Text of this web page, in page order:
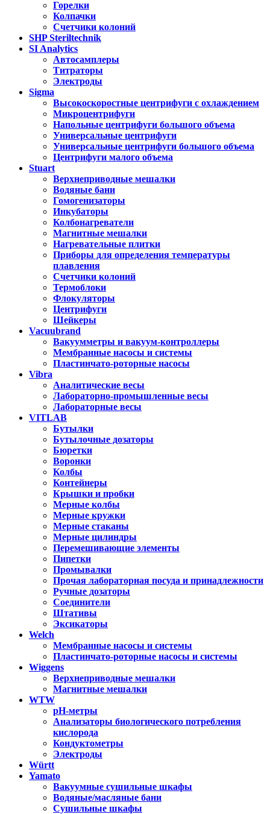
Горелки
Колпачки
Счетчики колоний
SHP Steriltechnik
SI Analytics
Автосамплеры
Титраторы
Электроды
Sigma
Высокоскоростные центрифуги с охлаждением
Микроцентрифуги
Напольные центрифуги большого объема
Универсальные центрифуги
Универсальные центрифуги большого объема
Центрифуги малого объема
Stuart
Верхнеприводные мешалки
Водяные бани
Гомогенизаторы
Инкубаторы
Колбонагреватели
Магнитные мешалки
Нагревательные плитки
Приборы для определения температуры
плавления
Счетчики колоний
Термоблоки
Флокуляторы
Центрифуги
Шейкеры
Vacuubrand
Вакуумметры и вакуум-контроллеры
Мембранные насосы и системы
Пластинчато-роторные насосы
Vibra
Аналитические весы
Лабораторно-промышленные весы
Лабораторные весы
VITLAB
Бутылки
Бутылочные дозаторы
Бюретки
Воронки
Колбы
Контейнеры
Крышки и пробки
Мерные колбы
Мерные кружки
Мерные стаканы
Мерные цилиндры
Перемешивающие элементы
Пипетки
Промывалки
Прочая лабораторная посуда и принадлежности
Ручные дозаторы
Соединители
Штативы
Эксикаторы
Welch
Мембранные насосы и системы
Пластинчато-роторные насосы и системы
Wiggens
Верхнеприводные мешалки
Магнитные мешалки
WTW
pH-метры
Анализаторы биологического потребления
кислорода
Кондуктометры
Электроды
Württ
Yamato
Вакуумные сушильные шкафы
Водяные/масляные бани
Сушильные шкафы